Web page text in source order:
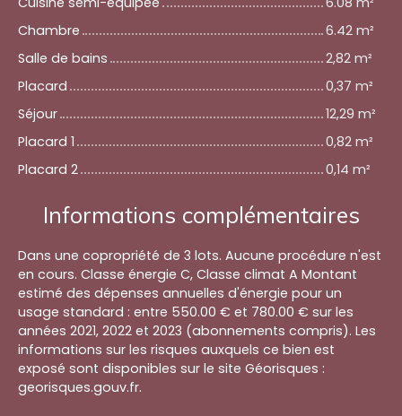
Chambre
6.42 m²
Salle de bains
2,82 m²
Placard
0,37 m²
Séjour
12,29 m²
Placard 1
0,82 m²
Placard 2
0,14 m²
Informations complémentaires
Dans une copropriété de 3 lots. Aucune procédure n'est
en cours. Classe énergie C, Classe climat A Montant
estimé des dépenses annuelles d'énergie pour un
usage standard : entre 550.00 € et 780.00 € sur les
années 2021, 2022 et 2023 (abonnements compris). Les
informations sur les risques auxquels ce bien est
exposé sont disponibles sur le site Géorisques :
georisques.gouv.fr.